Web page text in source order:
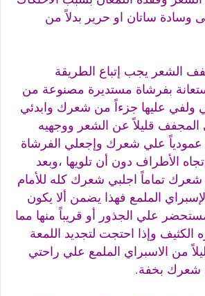
وسادة ساتان او حرير بدلاً من
الشعر يجب إتباع الطريقة
بفرشاة مستديرة مصنوعة من
عليها جزءاً من شعرك وابدئي
المجفف قليلاً عن الشعر ووجهيه
عمودياً علي شعرك وإجعلي الفرشاة
الأطراف دون أن تلويها ،وبعد
شعرك تماماً اجلبي شعرك كله للأمام
الملمع فهذا يضمن ألا يكون
علي الجذور أو قريباً منها مما
وإذا احتجت لتجديد اللمعة
من الاسبراي الملمع علي راحتي
شعرك بخفة.